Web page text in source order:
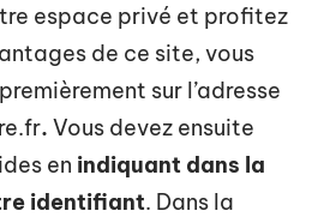
espace privé et profitez
de ce site, vous
sur l’adresse
. Vous devez ensuite
en indiquant dans la
identifiant. Dans la